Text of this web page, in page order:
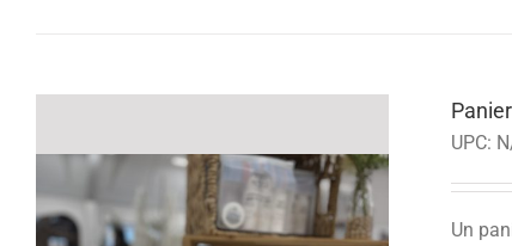
UPC:
Un